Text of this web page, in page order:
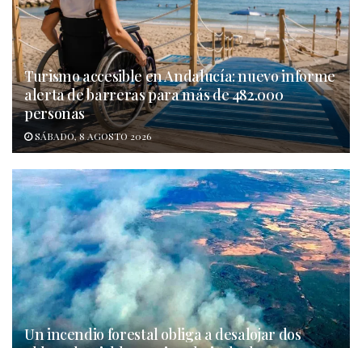
Turismo accesible en Andalucía: nuevo informe
alerta de barreras para más de 482.000
personas
SÁBADO, 8 AGOSTO 2026
Un incendio forestal obliga a desalojar dos